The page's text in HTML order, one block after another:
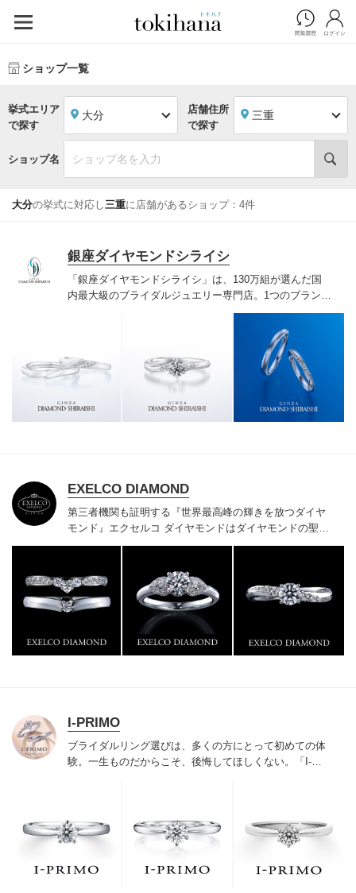
ショップ一覧
挙式エリア
で探す
大分
店舗住所
で探す
三重
ショップ名
大分の挙式に対応し三重に店舗があるショップ：4件
銀座ダイヤモンドシライシ
「銀座ダイヤモンドシライシ」は、130万組が選んだ国
内最大級のブライダルジュエリー専門店。1つのブランド
では国内最大級の700種類以上の豊富なデザインを取り
揃え、ふたりの「似合う」と「好き」を同時に叶えた満
足の選択ができる指輪をご提案しています。多くのお客
様にご満足いただけている、一生身に着けるための指輪
のクオリティや購入後のアフターサービスをぜひ一度店
頭でお確かめください。
EXELCO DIAMOND
第三者機関も証明する『世界最高峰の輝きを放つダイヤ
モンド』 エクセルコ ダイヤモンドはダイヤモンドの聖地
ベルギー発祥で200年以上の歴史がある真のカッターズ
門店としてリングのデザインや品質にもこだわっていま
す。おふたりに本物の輝きを一生身に着けていただきた
い想いで「ヴァージン・ダイヤモンド」「ハードプラチ
ナ」「保証内容」にこだわっています。
I-PRIMO
ブライダルリング選びは、多くの方にとって初めての体
験。一生ものだからこそ、後悔してほしくない。「I-
でお待ちしております。リング選びの最初の一歩をご一
緒に。まずは、アイプリモへ。